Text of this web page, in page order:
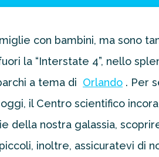
con bambini, ma sono
la “Interstate 4”, nello
a tema di Orlando . Per
il Centro scientifico
nostra galassia,
inoltre, assicuratevi di